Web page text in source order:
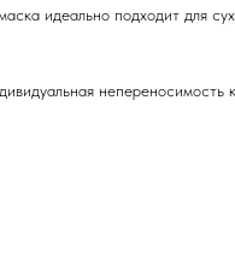
идеально подходит для
непереносимость